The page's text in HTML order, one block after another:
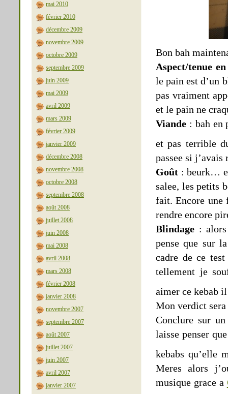
mai 2010
février 2010
décembre 2009
novembre 2009
octobre 2009
septembre 2009
juin 2009
mai 2009
avril 2009
mars 2009
février 2009
janvier 2009
décembre 2008
novembre 2008
octobre 2008
septembre 2008
août 2008
juillet 2008
juin 2008
mai 2008
avril 2008
mars 2008
février 2008
janvier 2008
novembre 2007
septembre 2007
août 2007
juillet 2007
juin 2007
avril 2007
janvier 2007
Bon bah
Aspect/tenue
le pain est d’un
pas vraiment
et le pain ne
Viande : bah en
et pas terrible
passee si
Goût : beurk…
salee, les petits
fait. Encore une
rendre encore
Blindage :
pense que sur
cadre de ce
tellement je
aimer ce kebab
Mon verdict sera
Conclure sur
laisse penser
kebabs qu’elle
Meres alors
musique grace a